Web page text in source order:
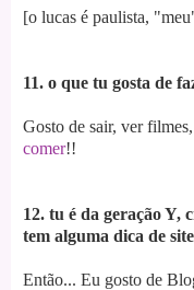
[o lucas é paulista,
11. o que tu gosta de
Gosto de sair, ver
comer!!
12. tu é da geração Y,
tem alguma dica de
Então... Eu gosto de